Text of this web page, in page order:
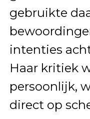
gebruikte
intenties
Haar kritiek
persoonlijk,
direct op